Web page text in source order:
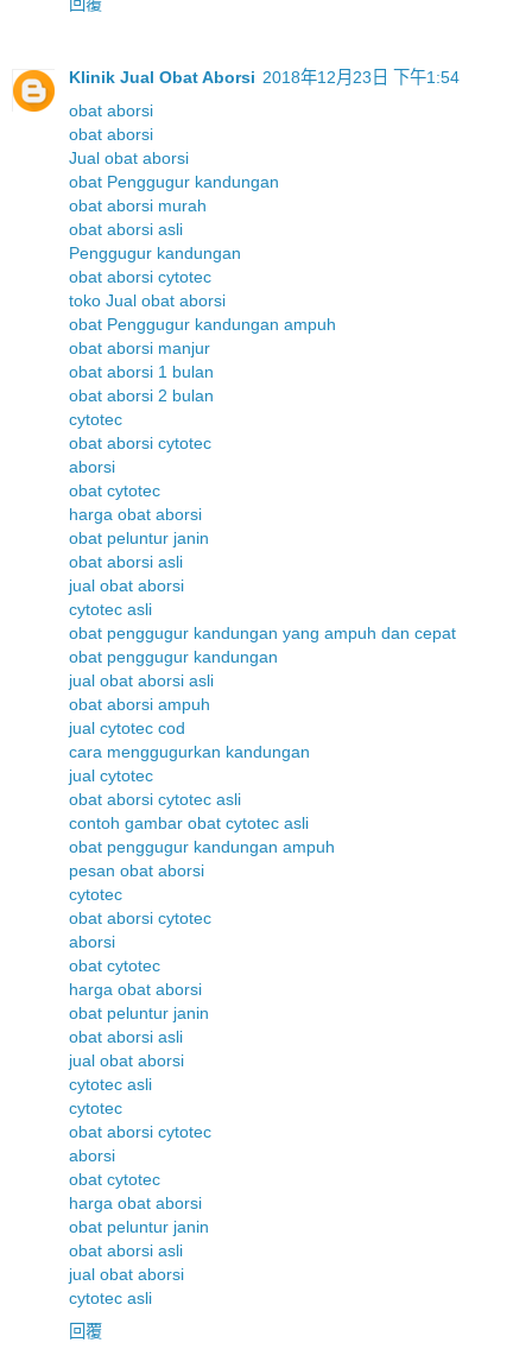
Klinik Jual Obat Aborsi 2018年12月23日 下午1:54
obat aborsi
obat aborsi
Jual obat aborsi
obat Penggugur kandungan
obat aborsi murah
obat aborsi asli
Penggugur kandungan
obat aborsi cytotec
toko Jual obat aborsi
obat Penggugur kandungan ampuh
obat aborsi manjur
obat aborsi 1 bulan
obat aborsi 2 bulan
cytotec
obat aborsi cytotec
aborsi
obat cytotec
harga obat aborsi
obat peluntur janin
obat aborsi asli
jual obat aborsi
cytotec asli
obat penggugur kandungan yang ampuh dan cepat
obat penggugur kandungan
jual obat aborsi asli
obat aborsi ampuh
jual cytotec cod
cara menggugurkan kandungan
jual cytotec
obat aborsi cytotec asli
contoh gambar obat cytotec asli
obat penggugur kandungan ampuh
pesan obat aborsi
cytotec
obat aborsi cytotec
aborsi
obat cytotec
harga obat aborsi
obat peluntur janin
obat aborsi asli
jual obat aborsi
cytotec asli
cytotec
obat aborsi cytotec
aborsi
obat cytotec
harga obat aborsi
obat peluntur janin
obat aborsi asli
jual obat aborsi
cytotec asli
回覆